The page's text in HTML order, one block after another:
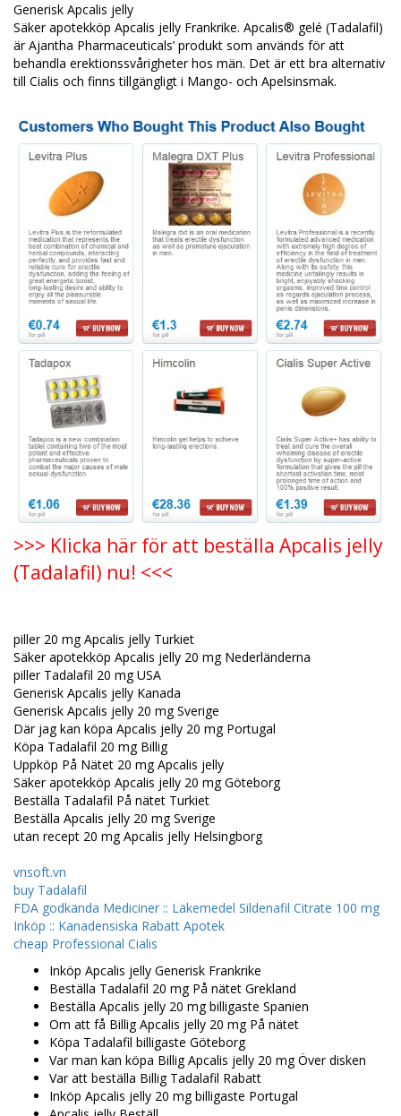
Generisk Apcalis jelly
Säker apotekköp Apcalis jelly Frankrike. Apcalis® gelé (Tadalafil)
är Ajantha Pharmaceuticals’ produkt som används för att
behandla erektionssvårigheter hos män. Det är ett bra alternativ
till Cialis och finns tillgängligt i Mango- och Apelsinsmak.
>>> Klicka här för att beställa Apcalis jelly
(Tadalafil) nu! <<<
piller 20 mg Apcalis jelly Turkiet
Säker apotekköp Apcalis jelly 20 mg Nederländerna
piller Tadalafil 20 mg USA
Generisk Apcalis jelly Kanada
Generisk Apcalis jelly 20 mg Sverige
Där jag kan köpa Apcalis jelly 20 mg Portugal
Köpa Tadalafil 20 mg Billig
Uppköp På Nätet 20 mg Apcalis jelly
Säker apotekköp Apcalis jelly 20 mg Göteborg
Beställa Tadalafil På nätet Turkiet
Beställa Apcalis jelly 20 mg Sverige
utan recept 20 mg Apcalis jelly Helsingborg
vnsoft.vn
buy Tadalafil
FDA godkända Mediciner :: Läkemedel Sildenafil Citrate 100 mg
Inköp :: Kanadensiska Rabatt Apotek
cheap Professional Cialis
Inköp Apcalis jelly Generisk Frankrike
Beställa Tadalafil 20 mg På nätet Grekland
Beställa Apcalis jelly 20 mg billigaste Spanien
Om att få Billig Apcalis jelly 20 mg På nätet
Köpa Tadalafil billigaste Göteborg
Var man kan köpa Billig Apcalis jelly 20 mg Över disken
Var att beställa Billig Tadalafil Rabatt
Inköp Apcalis jelly 20 mg billigaste Portugal